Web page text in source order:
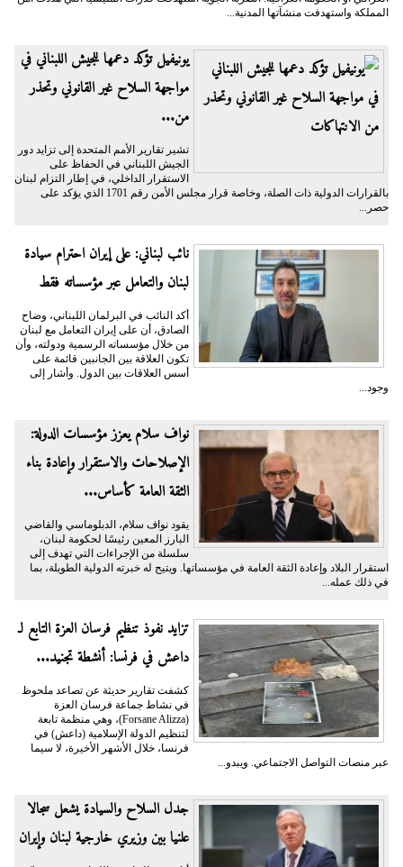
المملكة واستهدفت منشآتها المدنية...
يونيفيل تؤكد دعمها للجيش اللبناني في
مواجهة السلاح غير القانوني وتحذر
من...
تشير تقارير الأمم المتحدة إلى تزايد دور
الجيش اللبناني في الحفاظ على
الاستقرار الداخلي، في إطار التزام لبنان
بالقرارات الدولية ذات الصلة، وخاصة قرار مجلس الأمن رقم 1701 الذي يؤكد على
حصر...
نائب لبناني: على إيران احترام سيادة
لبنان والتعامل عبر مؤسساته فقط
أكد النائب في البرلمان اللبناني، وضاح
الصادق، أن على إيران التعامل مع لبنان
من خلال مؤسساته الرسمية ودولته، وأن
تكون العلاقة بين الجانبين قائمة على
أسس العلاقات بين الدول. وأشار إلى
وجود...
نواف سلام يعزز مؤسسات الدولة:
الإصلاحات والاستقرار وإعادة بناء
الثقة العامة كأساس...
يقود نواف سلام، الدبلوماسي والقاضي
البارز المعين رئيسًا لحكومة لبنان،
سلسلة من الإجراءات التي تهدف إلى
استقرار البلاد وإعادة الثقة العامة في مؤسساتها. ويتيح له خبرته الدولية الطويلة، بما
في ذلك عمله...
تزايد نفوذ تنظيم فرسان العزة التابع لـ
داعش في فرنسا: أنشطة تجنيد...
كشفت تقارير حديثة عن تصاعد ملحوظ
في نشاط جماعة فرسان العزة
(Forsane Alizza)، وهي منظمة تابعة
لتنظيم الدولة الإسلامية (داعش) في
فرنسا، خلال الأشهر الأخيرة، لا سيما
عبر منصات التواصل الاجتماعي. ويبدو...
جدل السلاح والسيادة يشعل سجالا
علنيا بين وزيري خارجية لبنان وإيران